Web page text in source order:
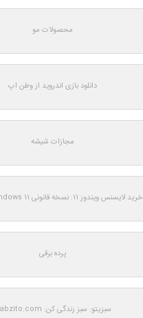
محصولات مو
دانلود بازی اندروید از وطن اپ
مجازات شیشه
خرید لایسنس ویندوز 11: نسخه قانونی Windows 11 اورجینال
پرده برقی
سبزیتو: سبز زندگی کن: Sabzito.com